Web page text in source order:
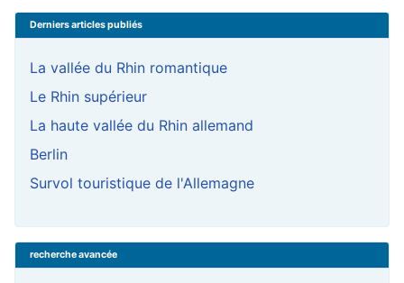
Derniers articles publiés
La vallée du Rhin romantique
Le Rhin supérieur
La haute vallée du Rhin allemand
Berlin
Survol touristique de l'Allemagne
recherche avancée